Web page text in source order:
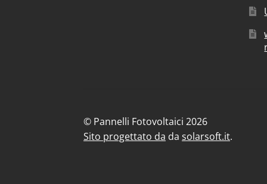
© Pannelli Fotovoltaici 2026
Sito progettato da dasolarsoft.it.